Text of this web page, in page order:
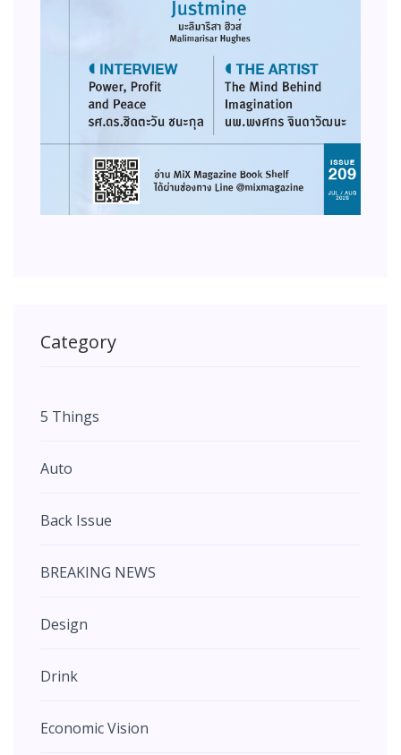
Category
5 Things
Auto
Back Issue
BREAKING NEWS
Design
Drink
Economic Vision